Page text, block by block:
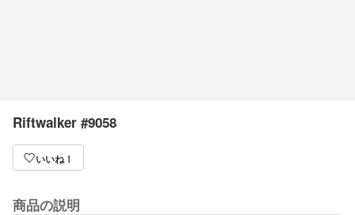
Riftwalker #9058
いいね！
商品の説明